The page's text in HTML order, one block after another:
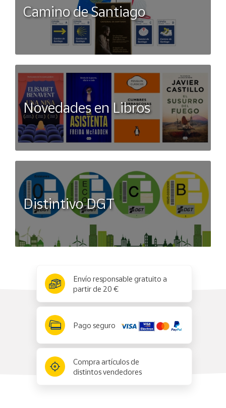
Camino de Santiago
Novedades en Libros
Distintivo DGT
Envío responsable gratuito a
partir de 20 €
Pago seguro
Compra artículos de
distintos vendedores